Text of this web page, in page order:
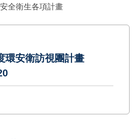
安全衛生各項計畫
環安衛訪視團計畫